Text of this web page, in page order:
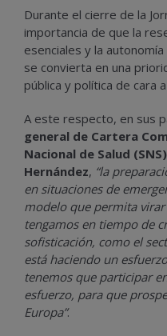
Durante el cierre de la
importancia de que la
esenciales y la
se convierta en una
pública y política de cara
A este respecto, en sus
general de Cartera
Nacional de Salud
Hernández, “la
en situaciones de
modelo que permita virar
tengamos en tiempo de
sofisticación, como el
está haciendo un
tenemos que participar
esfuerzo, para que
Europa”.